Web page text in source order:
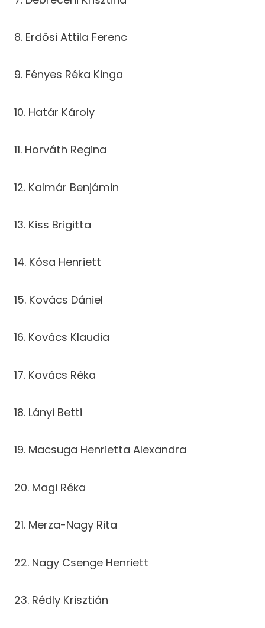
8. Erdősi Attila Ferenc
9. Fényes Réka Kinga
10. Határ Károly
11. Horváth Regina
12. Kalmár Benjámin
13. Kiss Brigitta
14. Kósa Henriett
15. Kovács Dániel
16. Kovács Klaudia
17. Kovács Réka
18. Lányi Betti
19. Macsuga Henrietta Alexandra
20. Magi Réka
21. Merza-Nagy Rita
22. Nagy Csenge Henriett
23. Rédly Krisztián